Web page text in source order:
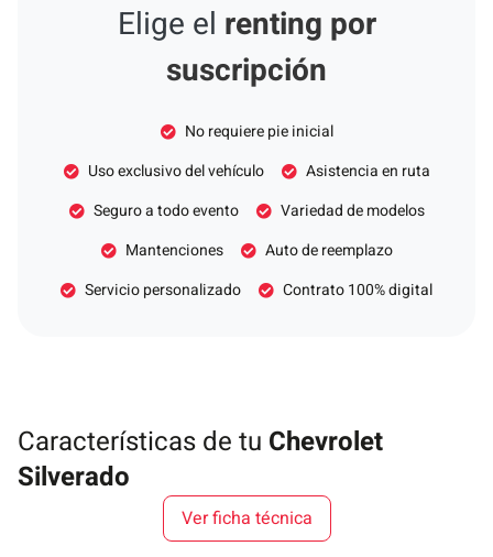
Elige el renting por
suscripción
No requiere pie inicial
Uso exclusivo del vehículo
Asistencia en ruta
Seguro a todo evento
Variedad de modelos
Mantenciones
Auto de reemplazo
Servicio personalizado
Contrato 100% digital
Características de tu Chevrolet
Silverado
Ver ficha técnica